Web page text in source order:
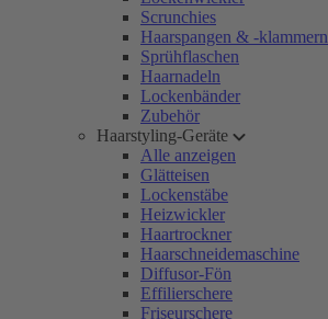
Scrunchies
Haarspangen & -klammern
Sprühflaschen
Haarnadeln
Lockenbänder
Zubehör
Haarstyling-Geräte
Alle anzeigen
Glätteisen
Lockenstäbe
Heizwickler
Haartrockner
Haarschneidemaschine
Diffusor-Fön
Effilierschere
Friseurschere